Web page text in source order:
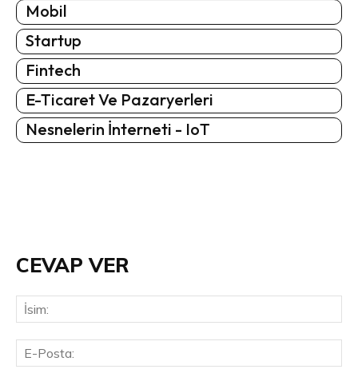
Mobil
Startup
Fintech
E-Ticaret Ve Pazaryerleri
Nesnelerin İnterneti - IoT
CEVAP VER